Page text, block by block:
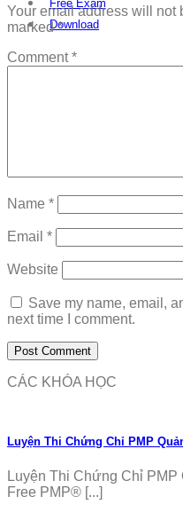
Free Exam
Download
Your email address will not
marked*
Comment*
Name *
Email *
Website
Save my name, email,
next time I comment.
CÁC KHÓA HỌC
Luyện Thi Chứng Chỉ PMP
Luyện Thi Chứng Chỉ
Free PMP® [...]